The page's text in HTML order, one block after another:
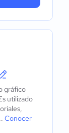
gráfico
utilizado
Conocer